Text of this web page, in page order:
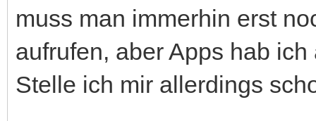
muss man immerhin erst
aufrufen, aber Apps hab
Stelle ich mir allerdings